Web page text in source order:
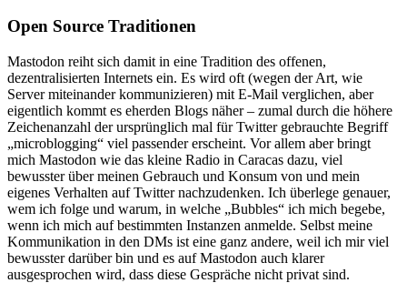
Open Source Traditionen
Mastodon reiht sich damit in eine Tradition des offenen,
dezentralisierten Internets ein. Es wird oft (wegen der Art, wie
Server miteinander kommunizieren) mit E-Mail verglichen, aber
eigentlich kommt es eherden Blogs näher – zumal durch die höhere
Zeichenanzahl der ursprünglich mal für Twitter gebrauchte Begriff
„microblogging“ viel passender erscheint. Vor allem aber bringt
mich Mastodon wie das kleine Radio in Caracas dazu, viel
bewusster über meinen Gebrauch und Konsum von und mein
eigenes Verhalten auf Twitter nachzudenken. Ich überlege genauer,
wem ich folge und warum, in welche „Bubbles“ ich mich begebe,
wenn ich mich auf bestimmten Instanzen anmelde. Selbst meine
Kommunikation in den DMs ist eine ganz andere, weil ich mir viel
bewusster darüber bin und es auf Mastodon auch klarer
ausgesprochen wird, dass diese Gespräche nicht privat sind.